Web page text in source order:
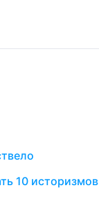
10 историзмов